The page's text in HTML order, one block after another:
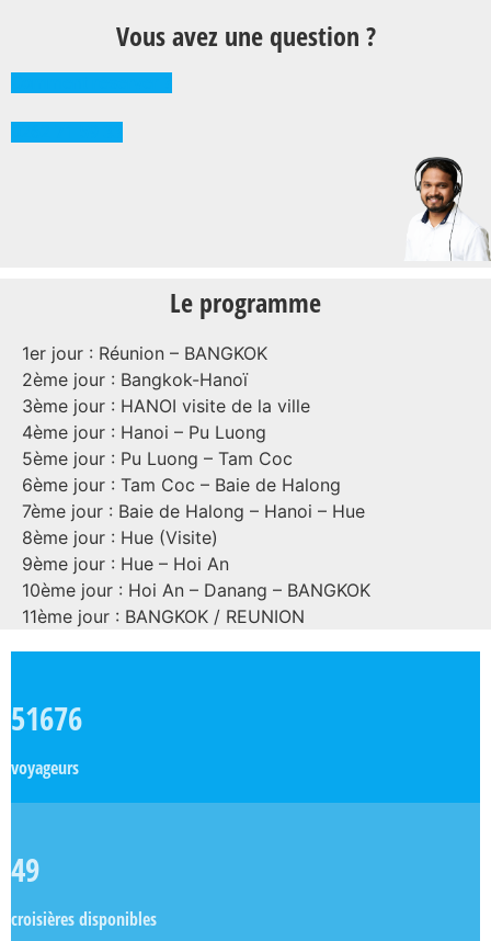
Vous avez une question ?
Le programme
1er jour : Réunion – BANGKOK
2ème jour : Bangkok-Hanoï
3ème jour : HANOI visite de la ville
4ème jour : Hanoi – Pu Luong
5ème jour : Pu Luong – Tam Coc
6ème jour : Tam Coc – Baie de Halong
7ème jour : Baie de Halong – Hanoi – Hue
8ème jour : Hue (Visite)
9ème jour : Hue – Hoi An
10ème jour : Hoi An – Danang – BANGKOK
11ème jour : BANGKOK / REUNION
51676
voyageurs
49
croisières disponibles